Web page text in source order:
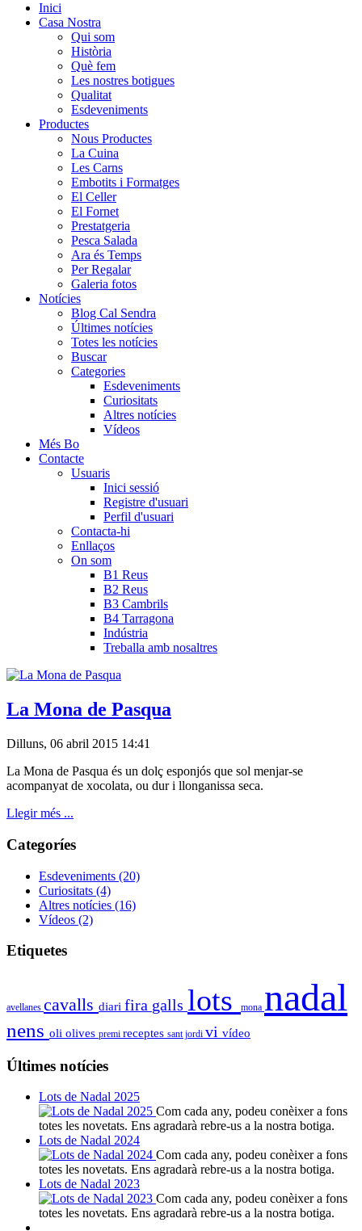
Inici
Casa Nostra
Qui som
Història
Què fem
Les nostres botigues
Qualitat
Esdeveniments
Productes
Nous Productes
La Cuina
Les Carns
Embotits i Formatges
El Celler
El Fornet
Prestatgeria
Pesca Salada
Ara és Temps
Per Regalar
Galeria fotos
Notícies
Blog Cal Sendra
Últimes notícies
Totes les notícies
Buscar
Categories
Esdeveniments
Curiositats
Altres notícies
Vídeos
Més Bo
Contacte
Usuaris
Inici sessió
Registre d'usuari
Perfil d'usuari
Contacta-hi
Enllaços
On som
B1 Reus
B2 Reus
B3 Cambrils
B4 Tarragona
Indústria
Treballa amb nosaltres
La Mona de Pasqua
Dilluns, 06 abril 2015 14:41
La Mona de Pasqua és un dolç esponjós que sol menjar-se
acompanyat de xocolata, ou dur i llonganissa seca.
Llegir més ...
Categoríes
Esdeveniments (20)
Curiositats (4)
Altres notícies (16)
Vídeos (2)
Etiquetes
avellanes cavalls diari fira galls lots mona nadal
nens oli olives premi receptes sant jordi vi vídeo
Últimes notícies
Lots de Nadal 2025
Com cada any, podeu conèixer a fons
totes les novetats. Ens agradarà rebre-us a la nostra botiga.
Lots de Nadal 2024
Com cada any, podeu conèixer a fons
totes les novetats. Ens agradarà rebre-us a la nostra botiga.
Lots de Nadal 2023
Com cada any, podeu conèixer a fons
totes les novetats. Ens agradarà rebre-us a la nostra botiga.